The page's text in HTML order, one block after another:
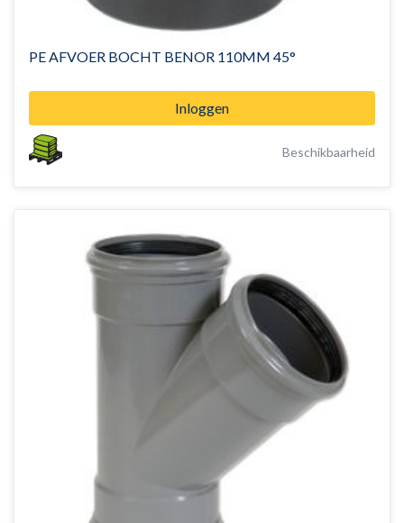
PE AFVOER BOCHT BENOR 110MM 45°
Inloggen
Beschikbaarheid